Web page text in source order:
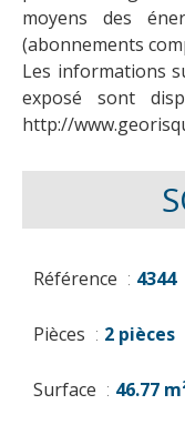
moyens des
(abonnements
Les informations
exposé sont
http://
Référence 4344
Pièces 2 pièces
Surface 46.77